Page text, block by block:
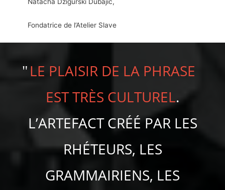
Fondatrice de l’Atelier Slave
LE PLAISIR DE LA PHRASE
EST TRÈS CULTUREL.
L’ARTEFACT CRÉÉ PAR LES
RHÉTEURS, LES
GRAMMAIRIENS, LES